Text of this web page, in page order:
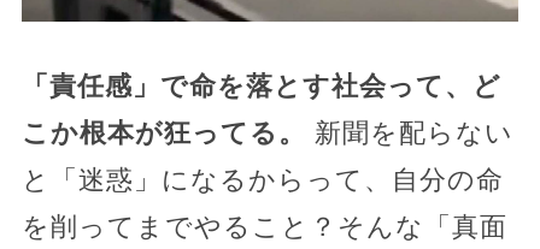
「責任感」で命を落とす社会って、ど
こか根本が狂ってる。
新聞を配らない
と「迷惑」になるからって、自分の命
を削ってまでやること？そんな「真面